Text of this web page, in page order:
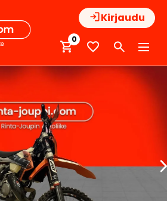
Kirjaudu
0